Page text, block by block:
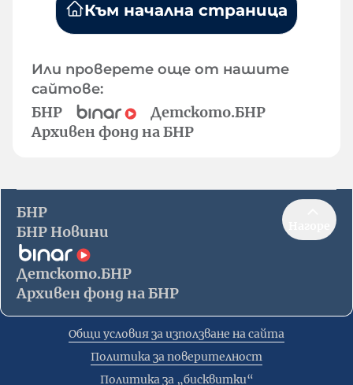
Към начална страница
Или проверете още от нашите
сайтове:
БНР
Детското.БНР
Архивен фонд на БНР
БНР
БНР Новини
Детското.БНР
Архивен фонд на БНР
Общи условия за използване на сайта
Политика за поверителност
Политика за „бисквитки“